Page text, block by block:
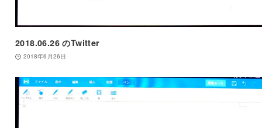
2018.06.26 のTwitter
2018年6月26日